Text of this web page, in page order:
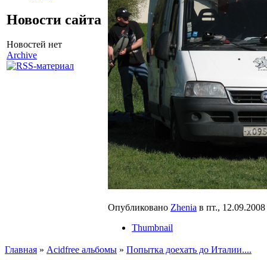
Новости сайта
Новостей нет
Archive
Опубликовано Zhenia в пт.,
Thumbnail
Главная » Acidfree альбомы » Попытка доехать до Италии....